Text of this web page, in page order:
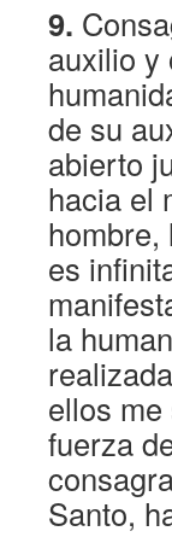
9.
auxilio y
de su
abierto
hacia el
hombre,
es
la
ellos
fuerza
Santo,